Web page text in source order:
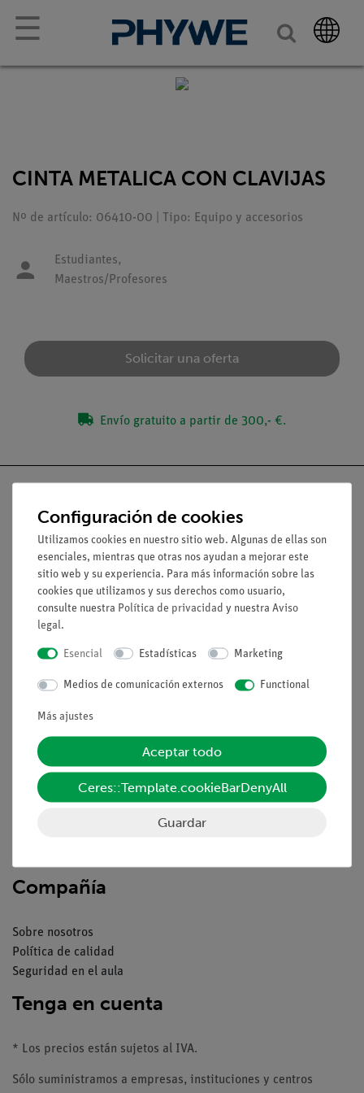
☰
CINTA METALICA CON CLAVIJAS
Nº de artículo: 06410-00 | Tipo: Equipo y accesorios
Estudiantes,
Maestros/Profesores
Solicitar una oferta
Envío gratuito a partir de 300,- €.
Nach oben
Aviso lega
Condiciones comerciales generales
Declaración de privacidad
Servicio
Resumen del servicio
Descargas
Compañía
Sobre nosotros
Política de calidad
Seguridad en el aula
Tenga en cuenta
* Los precios están sujetos al IVA.
Sólo suministramos a empresas, instituciones y centros
Configuración de cookies
Utilizamos cookies en nuestro sitio web. Algunas de ellas son
esenciales, mientras que otras nos ayudan a mejorar este
sitio web y su experiencia. Para más información sobre las
cookies que utilizamos y sus derechos como usuario,
consulte nuestra Política de privacidad y nuestra Aviso
legal.
Esencial Estadísticas Marketing
Medios de comunicación externos Functional
Más ajustes
Aceptar todo
Ceres::Template.cookieBarDenyAll
Guardar